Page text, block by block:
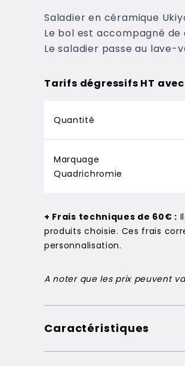
Saladier en céramique
Le bol est accompagné
Le saladier passe au lave-
Tarifs dégressifs HT
Quantité
Marquage
Quadrichromie
+ Frais techniques de 60€ :
produits choisie. Ces frais
personnalisation.
A noter que les prix peuvent
Caractéristiques